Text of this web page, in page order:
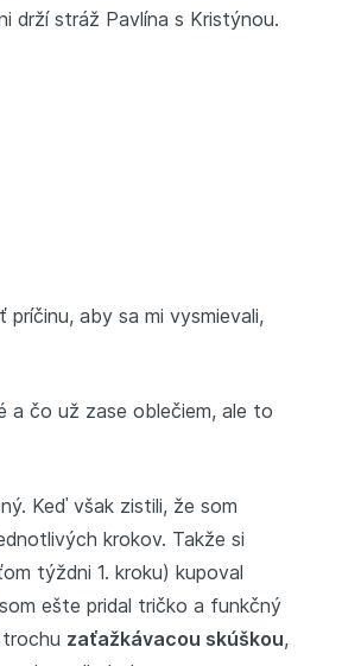
drží stráž Pavlína s Kristýnou.
aby sa mi vysmievali,
a čo už zase oblečiem, ale to
Keď však zistili, že som
krokov. Takže si
týždni 1. kroku) kupoval
ešte pridal tričko a funkčný
zaťažkávacou skúškou,